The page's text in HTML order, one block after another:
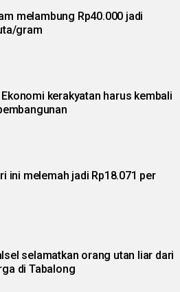
melambung Rp40.000 jadi
gram
kerakyatan harus kembali
ini melemah jadi Rp18.071 per
selamatkan orang utan liar dari
di Tabalong